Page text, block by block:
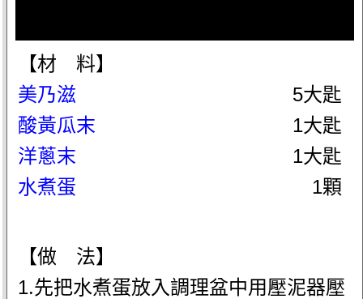
【材 料】
美乃滋
5大匙
酸黃瓜末
1大匙
洋蔥末
1大匙
水煮蛋
1顆
【做 法】
1.先把水煮蛋放入調理盆中用壓泥器壓